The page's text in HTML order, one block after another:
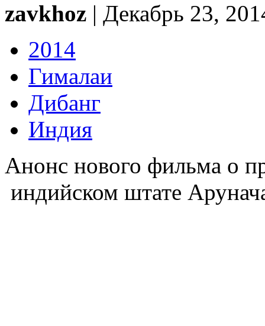
zavkhoz | Декабрь 23,
2014
Гималаи
Дибанг
Индия
Анонс нового фильма о
индийском штате